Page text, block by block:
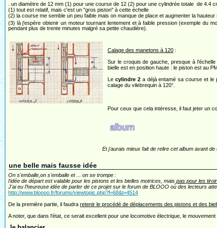
. un diamètre de 12 mm (1) pour une course de 12 (2) pour une cylindrée totale de 4.4
(1) tout est relatif, mais c'est un "gros piston" à cette échelle
(2) la course me semble un peu faible mais on manque de place et augmenter la
(3) là j'espère obtenir un moteur tournant lentement et à faible pression (exemple du
pendant plus de trente minutes malgré sa petite chaudière).
Calage des manetons à 120 :
Sur le croquis de gauche, presque à
bielle est en position haute : le piston est au
Le cylindre 2a déjà entamé sa course et le
calage du vilebrequin à 120°.
Pour ceux que cela intéresse, il faut jeter un
Et j'aurais mieux fait de relire cet album avant
une belle mais fausse idée
On s'emballe,on s'emballe et ... on se trompe :
l'idée de départ est valable pour les pistons et les bielles motrices, mais pas pour les
J'ai eu l'heureuse idée de parler de ce projet sur le forum de BLOOO où des lecteurs
http://www.bloooo.fr/forums/viewtopic.php?f=68&t=4514
De la première partie, il faudra retenir le procédé de déplacements des pistons et des
A noter, que dans l'état, ce serait excellent pour une locomotive électrique, le